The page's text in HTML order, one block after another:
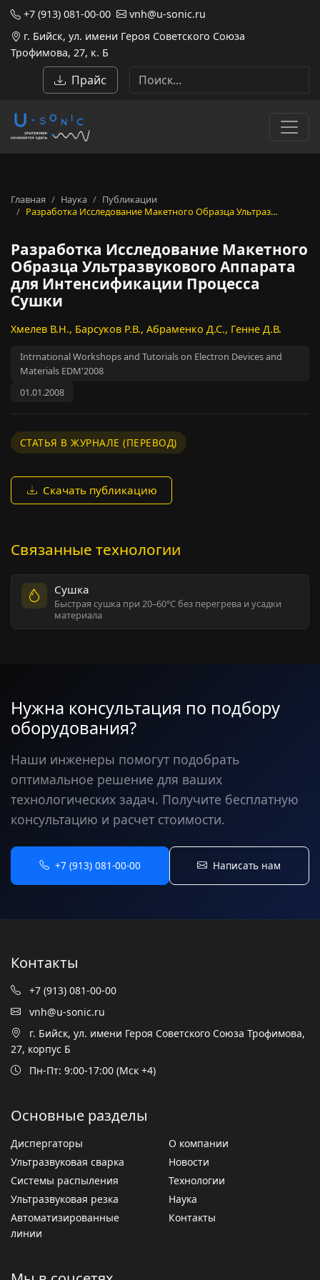
+7 (913) 081-00-00
vnh@u-sonic.ru
г. Бийск, ул. имени Героя Советского Союза
Трофимова, 27, к. Б
Прайс
Главная Наука
Публикации
Разработка Исследование Макетного Образца Ультраз…
Разработка Исследование Макетного
Образца Ультразвукового Аппарата
для Интенсификации Процесса
Сушки
Хмелев В.Н., Барсуков Р.В., Абраменко Д.С., Генне Д.В.
Intrnational Workshops and Tutorials on Electron Devices and
Materials EDM'2008
01.01.2008
СТАТЬЯ В ЖУРНАЛЕ (ПЕРЕВОД)
Скачать публикацию
Связанные технологии
Сушка
Быстрая сушка при 20–60°C без перегрева и усадки
материала
Нужна консультация по подбору
оборудования?
Наши инженеры помогут подобрать
оптимальное решение для ваших
технологических задач. Получите бесплатную
консультацию и расчет стоимости.
+7 (913) 081-00-00 Написать нам
Контакты
+7 (913) 081-00-00
vnh@u-sonic.ru
г. Бийск, ул. имени Героя Советского Союза Трофимова,
27, корпус Б
Пн-Пт: 9:00-17:00 (Мск +4)
Основные разделы
Диспергаторы
Ультразвуковая сварка
Системы распыления
Ультразвуковая резка
Автоматизированные
линии
О компании
Новости
Технологии
Наука
Контакты